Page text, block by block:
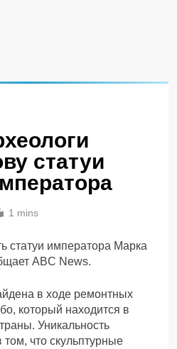
статуи
1 mins
статуи императора Марка
ABC News.
в ходе ремонтных
который находится в
Уникальность
том, что скульптурные